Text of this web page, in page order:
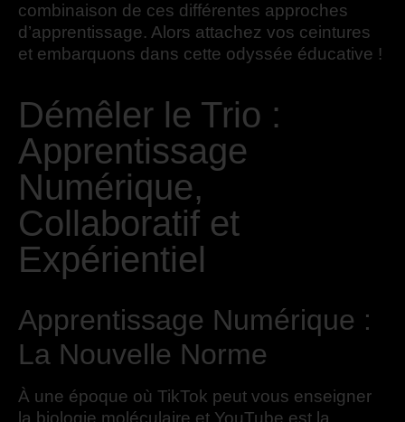
combinaison de ces différentes approches
d’apprentissage. Alors attachez vos ceintures
et embarquons dans cette odyssée éducative !
Démêler le Trio :
Apprentissage
Numérique,
Collaboratif et
Expérientiel
Apprentissage Numérique :
La Nouvelle Norme
À une époque où TikTok peut vous enseigner
la biologie moléculaire et YouTube est la